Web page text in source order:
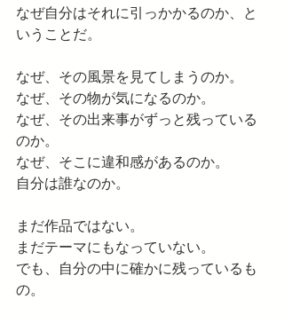
なぜ自分はそれに引っかかるのか、と
いうことだ。
なぜ、その風景を見てしまうのか。
なぜ、その物が気になるのか。
なぜ、その出来事がずっと残っている
のか。
なぜ、そこに違和感があるのか。
自分は誰なのか。
まだ作品ではない。
まだテーマにもなっていない。
でも、自分の中に確かに残っているも
の。